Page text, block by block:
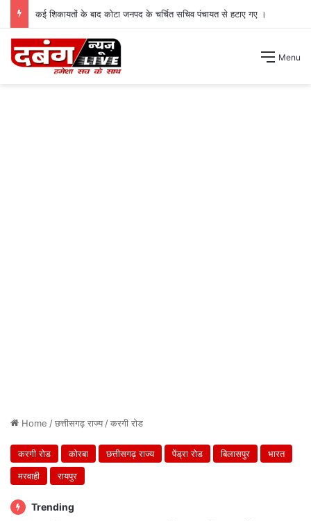
कई शिकायतों के बाद कोटा जनपद के चर्चित सचिव पंचायत से हटाए गए ।
Menu
Home /छत्तीसगढ़ राज्य/करगी रोड
करगी रोड कोरबा छत्तीसगढ़ राज्य पेंड्रा रोड बिलासपुर
भारत
मरवाही
रायपुर
Trending